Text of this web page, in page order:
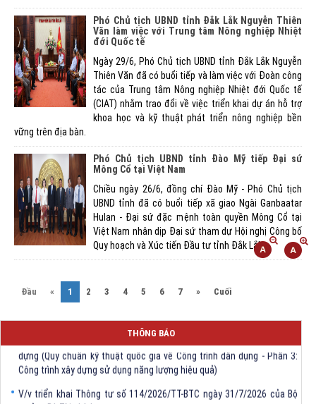
Phó Chủ tịch UBND tỉnh Đắk Lắk Nguyễn Thiên
Văn làm việc với Trung tâm Nông nghiệp Nhiệt
đới Quốc tế
Ngày 29/6, Phó Chủ tịch UBND tỉnh Đắk Lắk Nguyễn
Thiên Văn đã có buổi tiếp và làm việc với Đoàn công
tác của Trung tâm Nông nghiệp Nhiệt đới Quốc tế
(CIAT) nhằm trao đổi về việc triển khai dự án hỗ trợ
khoa học và kỹ thuật phát triển nông nghiệp bền
vững trên địa bàn.
Phó Chủ tịch UBND tỉnh Đào Mỹ tiếp Đại sứ
Mông Cổ tại Việt Nam
Chiều ngày 26/6, đồng chí Đào Mỹ - Phó Chủ tịch
UBND tỉnh đã có buổi tiếp xã giao Ngài Ganbaatar
Hulan - Đại sứ đặc mệnh toàn quyền Mông Cổ tại
Việt Nam nhân dịp Đại sứ tham dự Hội nghị Công bố
Quy hoạch và Xúc tiến Đầu tư tỉnh Đắk Lắk.
Đầu « 1 (current)
2 3 4 5 6 7 » Cuối
THÔNG BÁO
V/v triển khai Thông tư số 61/2026/TT-BXD ngày 30/7/2026 ủa Bộ Xây
dựng (Quy chuẩn kỹ thuật quốc gia về Công trình dân dụng - Phần 3:
Công trình xây dựng sử dụng năng lượng hiệu quả)
trưởng Bộ Tài chính